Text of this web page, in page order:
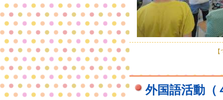
外国語活動（